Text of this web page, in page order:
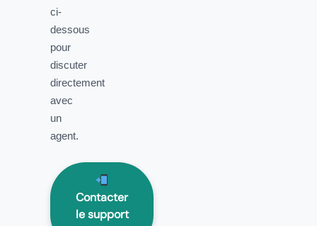
ci-
dessous
pour
discuter
directement
avec
un
agent.
Contacter
le support